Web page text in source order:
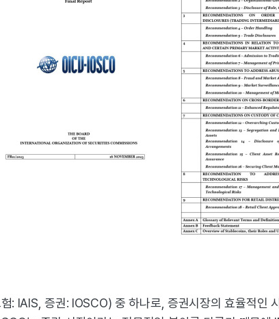
: IAIS, 증권: IOSCO) 중 하나로, 증권시장의 효율적인